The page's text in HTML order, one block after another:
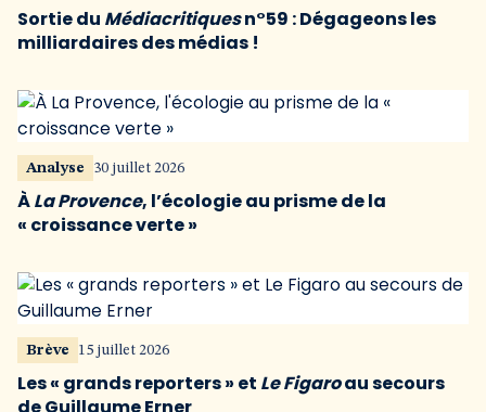
Sortie du Médiacritiquesn°59 : Dégageons les
milliardaires des médias !
Analyse 30 juillet 2026
ÀLa Provence, l’écologie au prisme de la
« croissance verte »
Brève 15 juillet 2026
Les « grands reporters » et Le Figaroau secours